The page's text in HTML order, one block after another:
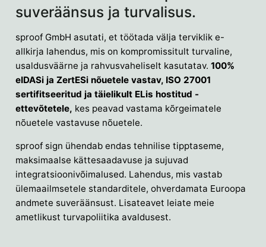
suveräänsus ja turvalisus.
sproof GmbH asutati, et töötada välja terviklik e-
allkirja lahendus, mis on kompromissitult turvaline,
usaldusväärne ja rahvusvaheliselt kasutatav.100%
eIDASi ja ZertESi nõuetele vastav, ISO 27001
sertifitseeritud ja täielikult ELis hostitud -
ettevõtetele, kes peavad vastama kõrgeimatele
nõuetele vastavuse nõuetele.
sproof sign ühendab endas tehnilise tipptaseme,
maksimaalse kättesaadavuse ja sujuvad
integratsioonivõimalused. Lahendus, mis vastab
ülemaailmsetele standarditele, ohverdamata Euroopa
andmete suveräänsust. Lisateavet leiate meie
ametlikust turvapoliitika avaldusest.